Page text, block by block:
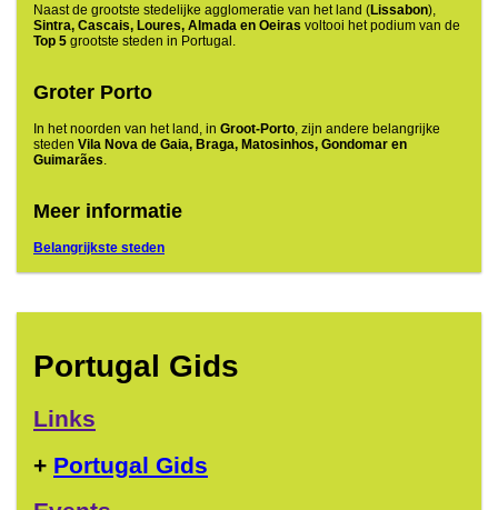
Naast de grootste stedelijke agglomeratie van het land (Lissabon),
Sintra, Cascais, Loures, Almada en Oeiras voltooi het podium van de
Top 5 grootste steden in Portugal.
Groter Porto
In het noorden van het land, in Groot-Porto , zijn andere belangrijke
steden Vila Nova de Gaia, Braga, Matosinhos, Gondomar en
Guimarães
Meer informatie
Belangrijkste steden
Portugal Gids
Links
+ Portugal Gids